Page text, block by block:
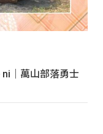
ni｜萬山部落勇士